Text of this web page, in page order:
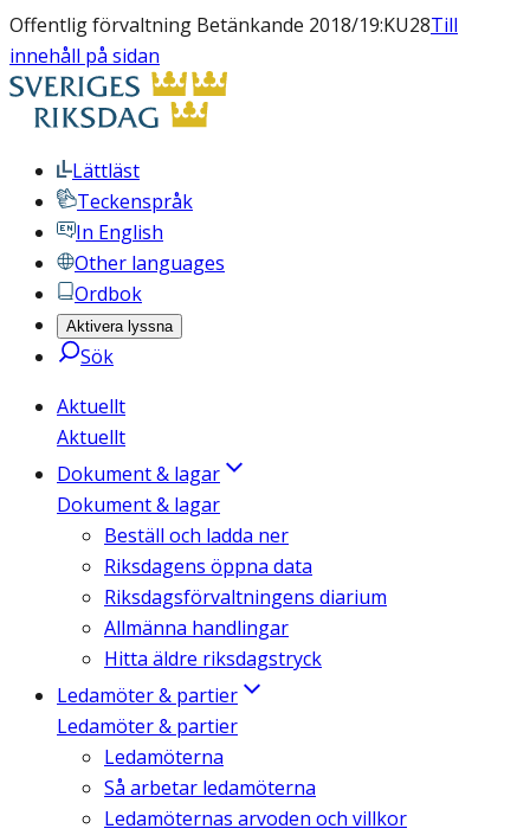
Offentlig förvaltning Betänkande 2018/19:KU28Till
innehåll på sidan
Lättläst
Teckenspråk
In English
Other languages
Ordbok
Aktivera lyssna
Sök
Aktuellt
Aktuellt
Dokument & lagar
Dokument & lagar
Beställ och ladda ner
Riksdagens öppna data
Riksdagsförvaltningens diarium
Allmänna handlingar
Hitta äldre riksdagstryck
Ledamöter & partier
Ledamöter & partier
Ledamöterna
Så arbetar ledamöterna
Ledamöternas arvoden och villkor